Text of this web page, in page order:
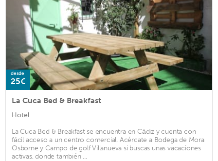
desde
25€
La Cuca Bed & Breakfast
Hotel
La Cuca Bed & Breakfast se encuentra en Cádiz y cuenta con
fácil acceso a un centro comercial. Acércate a Bodega de Mora
Osborne y Campo de golf Villanueva si buscas unas vacaciones
activas, donde también ...